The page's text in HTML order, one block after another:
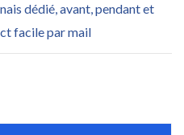
dédié, avant, pendant et
facile par mail